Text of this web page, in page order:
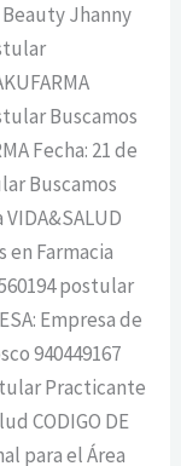
Beauty Jhanny
Buscamos
Fecha: 21 de
Buscamos
VIDA&SALUD
en Farmacia
postular
Empresa de
940449167
Practicante
CODIGO DE
para el Área